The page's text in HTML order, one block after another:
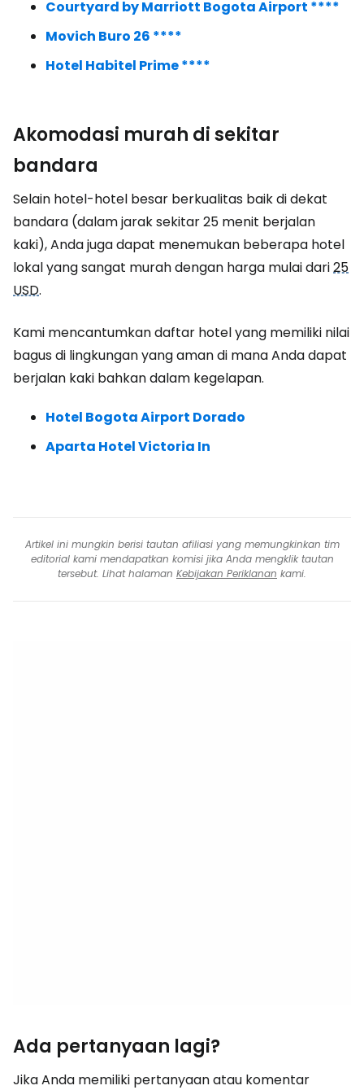
Courtyard by Marriott Bogota Airport ****
Movich Buro 26 ****
Hotel Habitel Prime ****
Akomodasi murah di sekitar
bandara
Selain hotel-hotel besar berkualitas baik di dekat
bandara (dalam jarak sekitar 25 menit berjalan
kaki), Anda juga dapat menemukan beberapa hotel
lokal yang sangat murah dengan harga mulai dari25
USD.
Kami mencantumkan daftar hotel yang memiliki nilai
bagus di lingkungan yang aman di mana Anda dapat
berjalan kaki bahkan dalam kegelapan.
Hotel Bogota Airport Dorado
Aparta Hotel Victoria In
Artikel ini mungkin berisi tautan afiliasi yang memungkinkan tim
editorial kami mendapatkan komisi jika Anda mengklik tautan
tersebut. Lihat halaman Kebijakan Periklanan kami.
Ada pertanyaan lagi?
Jika Anda memiliki pertanyaan atau komentar